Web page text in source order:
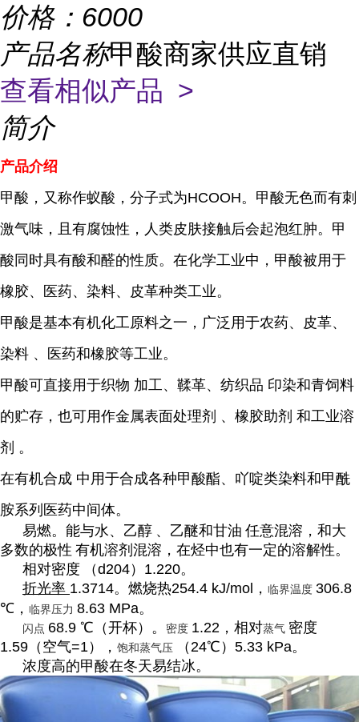
价格： 6000
产品名称甲酸商家供应直销
查看相似产品 >
简介
产品介绍
甲酸，又称作蚁酸，分子式为HCOOH。甲酸无色而有刺
激气味，且有腐蚀性，人类皮肤接触后会起泡红肿。甲
酸同时具有酸和醛的性质。在化学工业中，甲酸被用于
橡胶、医药、染料、皮革种类工业。
甲酸是基本有机化工原料之一，广泛用于农药、皮革、
染料 、医药和橡胶等工业。
甲酸可直接用于织物 加工、鞣革、 纺织品 印染和青饲料
的贮存，也可用作金属表面处理剂 、 橡胶助剂 和工业溶
剂 。
在有机合成 中用于合成各种甲酸酯、吖啶类染料和甲酰
胺系列医药中间体。
易燃。能与水、 乙醇 、乙醚和甘油 任意混溶，和大
多数的极性 有机溶剂混溶，在烃中也有一定的溶解性。
相对密度
（d204）1.220。
折光率 1.3714。燃烧热254.4 kJ/mol， 临界温度 306.8
℃， 临界压力 8.63 MPa。
闪点 68.9 ℃（开杯）。 密度 1.22，相对蒸气 密度
1.59（空气=1）， 饱和蒸气压
（24℃）5.33 kPa。
浓度高的甲酸在冬天易结冰。